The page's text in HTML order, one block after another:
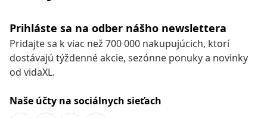
Prihláste sa na odber nášho newslettera
Pridajte sa k viac než 700 000 nakupujúcich, ktorí
dostávajú týždenné akcie, sezónne ponuky a novinky
od vidaXL.
Naše účty na sociálnych sieťach